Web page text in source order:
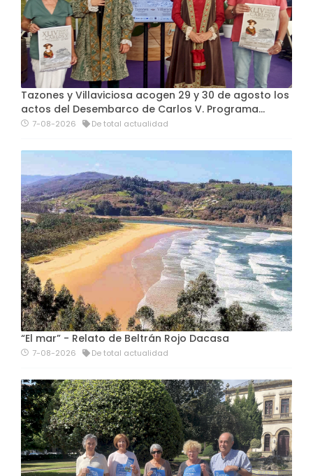
Tazones y Villaviciosa acogen 29 y 30 de agosto los
actos del Desembarco de Carlos V. Programa…
7-08-2026 De total actualidad
“El mar” - Relato de Beltrán Rojo Dacasa
7-08-2026 De total actualidad